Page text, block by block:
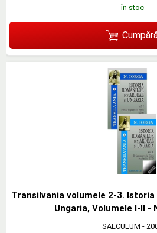
în stoc
Transilvania volumele 2-3.
Ungaria, Volumele I-II -
SAECULUM -